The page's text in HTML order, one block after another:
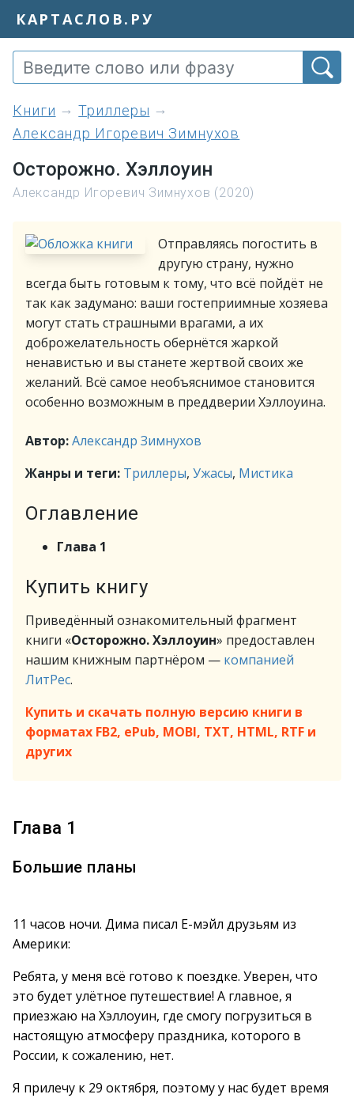
КАРТАСЛОВ.РУ
книги
Триллеры
Александр Игоревич Зимнухов
Осторожно. Хэллоуин
Александр Игоревич Зимнухов (2020)
Отправляясь погостить в
другую страну, нужно
всегда быть готовым к тому, что всё пойдёт не
так как задумано: ваши гостеприимные хозяева
могут стать страшными врагами, а их
доброжелательность обернётся жаркой
ненавистью и вы станете жертвой своих же
желаний. Всё самое необъяснимое становится
особенно возможным в преддверии Хэллоуина.
Автор:Александр Зимнухов
Жанры и теги: Триллеры, Ужасы, Мистика
Оглавление
Глава 1
Купить книгу
Приведённый ознакомительный фрагмент
книги «Осторожно. Хэллоуин» предоставлен
нашим книжным партнёром — компанией
ЛитРес.
Купить и скачать полную версию книги в
форматах FB2, ePub, MOBI, TXT, HTML, RTF и
других
Глава 1
Большие планы
11 часов ночи. Дима писал Е-мэйл друзьям из
Америки:
Ребята, у меня всё готово к поездке. Уверен, что
это будет улётное путешествие! А главное, я
приезжаю на Хэллоуин, где смогу погрузиться в
настоящую атмосферу праздника, которого в
России, к сожалению, нет.
Я прилечу к 29 октября, поэтому у нас будет время